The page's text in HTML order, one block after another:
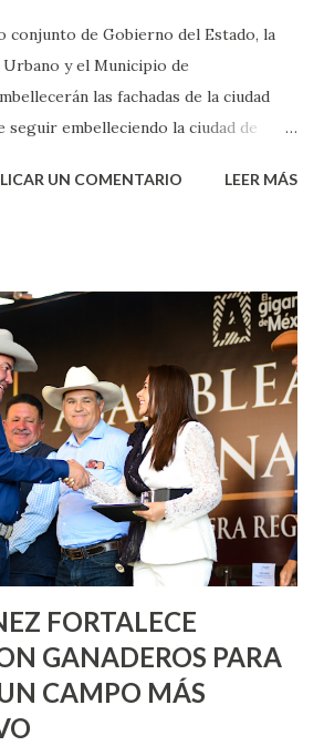
conjunto de Gobierno del Estado, la
y el Municipio de
las fachadas de la ciudad
embelleciendo la ciudad de
dio inicio al programa
Municipio capital. Leo Montañez
programa se usarán cerca de 90 mil
pintura, para dar inicio en la calle
Elizondo y la calle 22 de Octubre, con
en 66 casas. Posteriormente se
a Villas de Nuestra Señora de la
y Decreto 27 de Septiembre, en
Ojo de Agua, en la comunidad
y en los edificios de...
UN COMENTARIO LEER MÁS
FORTALECE
GANADEROS PARA
CAMPO MÁS